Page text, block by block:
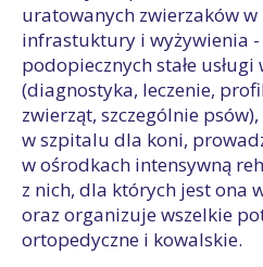
uratowanych zwierzaków
infrastuktury i wyżywienia
podopiecznych stałe
(diagnostyka, leczenie,
zwierząt, szczególnie
w szpitalu dla koni,
w ośrodkach intensywną
z nich, dla których jest ona
oraz organizuje wszelkie
ortopedyczne i kowalskie.